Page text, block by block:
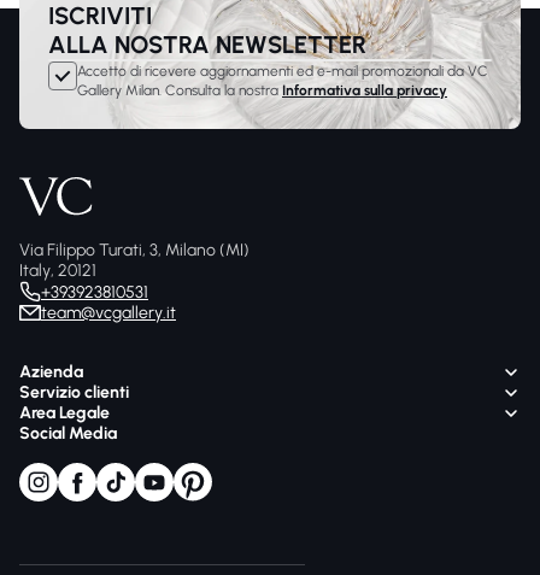
ISCRIVITI
ALLA NOSTRA NEWSLETTER
Accetto di ricevere aggiornamenti ed e-mail promozionali da VC
Gallery Milan. Consulta la nostra Informativa sulla privacy
Via Filippo Turati, 3, Milano (MI)
Italy, 20121
+393923810531
team@vcgallery.it
Azienda
Servizio clienti
Area Legale
Social Media